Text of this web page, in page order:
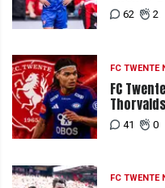
vanwege
62 2
FC TWENTE
FC
41 0
FC TWENTE